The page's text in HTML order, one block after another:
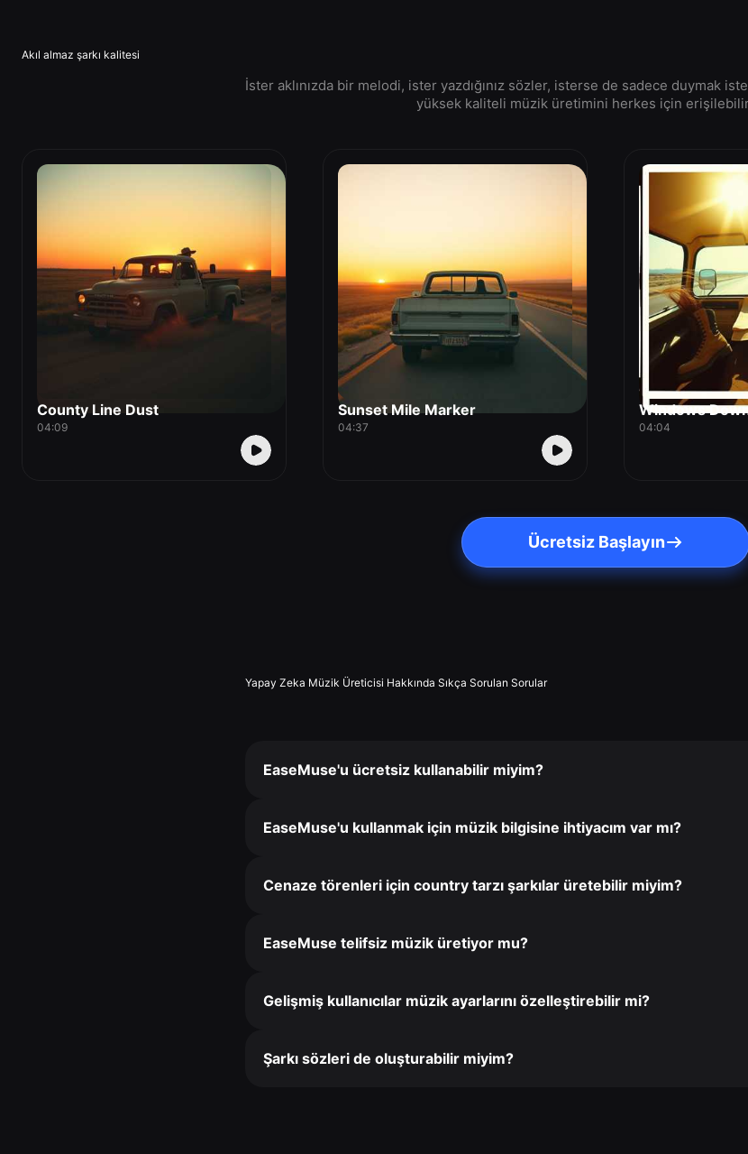
Akıl almaz şarkı kalitesi
İster aklınızda bir melodi, ister yazdığınız sözler, isterse de sadece duymak
yüksek kaliteli müzik üretimini herkes için erişilebilir
County Line Dust
04:09
Sunset Mile Marker
04:37
Windows
04:04
Ücretsiz Başlayın
Yapay Zeka Müzik Üreticisi Hakkında Sıkça Sorulan Sorular
EaseMuse'u ücretsiz kullanabilir miyim?
EaseMuse'u kullanmak için müzik bilgisine ihtiyacım var mı?
Cenaze törenleri için country tarzı şarkılar üretebilir miyim?
EaseMuse telifsiz müzik üretiyor mu?
Gelişmiş kullanıcılar müzik ayarlarını özelleştirebilir mi?
Şarkı sözleri de oluşturabilir miyim?